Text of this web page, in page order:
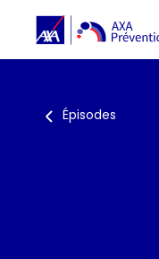
Épisodes